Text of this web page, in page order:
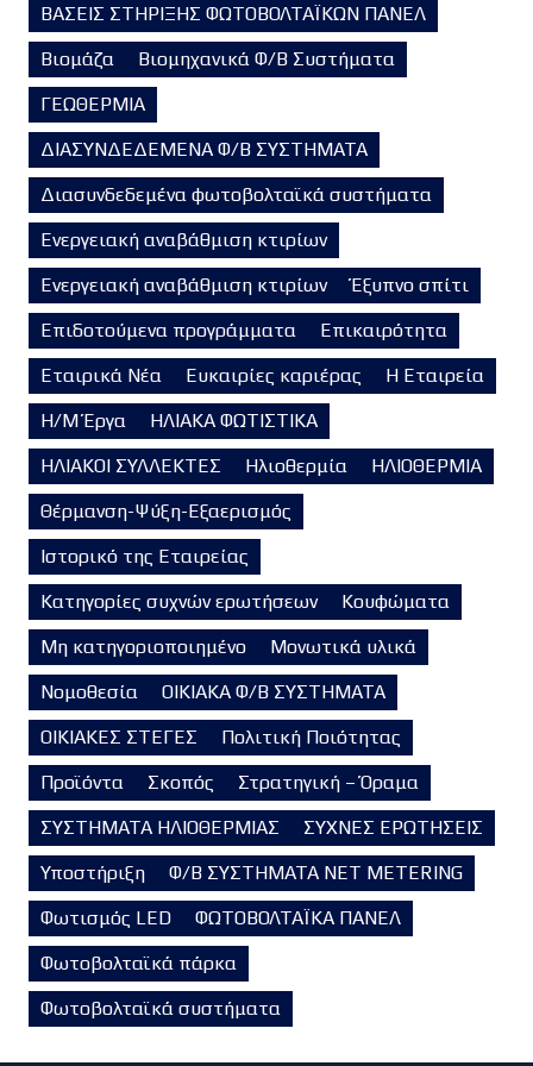
ΒΑΣΕΙΣ ΣΤΗΡΙΞΗΣ ΦΩΤΟΒΟΛΤΑΪΚΩΝ ΠΑΝΕΛ
Βιομάζα
Βιομηχανικά Φ/Β Συστήματα
ΓΕΩΘΕΡΜΙΑ
ΔΙΑΣΥΝΔΕΔΕΜΕΝΑ Φ/Β ΣΥΣΤΗΜΑΤΑ
Διασυνδεδεμένα φωτοβολταϊκά συστήματα
Ενεργειακή αναβάθμιση κτιρίων
Ενεργειακή αναβάθμιση κτιρίων
Έξυπνο σπίτι
Επιδοτούμενα προγράμματα
Επικαιρότητα
Εταιρικά Νέα
Ευκαιρίες καριέρας
Η Εταιρεία
Η/Μ Έργα
ΗΛΙΑΚΑ ΦΩΤΙΣΤΙΚΑ
ΗΛΙΑΚΟΙ ΣΥΛΛΕΚΤΕΣ
Ηλιοθερμία
ΗΛΙΟΘΕΡΜΙΑ
Θέρμανση-Ψύξη-Εξαερισμός
Ιστορικό της Εταιρείας
Κατηγορίες συχνών ερωτήσεων
Κουφώματα
Μη κατηγοριοποιημένο
Μονωτικά υλικά
Νομοθεσία
ΟΙΚΙΑΚΑ Φ/Β ΣΥΣΤΗΜΑΤΑ
ΟΙΚΙΑΚΕΣ ΣΤΕΓΕΣ
Πολιτική Ποιότητας
Προϊόντα
Σκοπός
Στρατηγική – Όραμα
ΣΥΣΤΗΜΑΤΑ ΗΛΙΟΘΕΡΜΙΑΣ
ΣΥΧΝΕΣ ΕΡΩΤΗΣΕΙΣ
Υποστήριξη
Φ/Β ΣΥΣΤΗΜΑΤΑ NET METERING
Φωτισμός LED
ΦΩΤΟΒΟΛΤΑΪΚΑ ΠΑΝΕΛ
Φωτοβολταϊκά πάρκα
Φωτοβολταϊκά συστήματα